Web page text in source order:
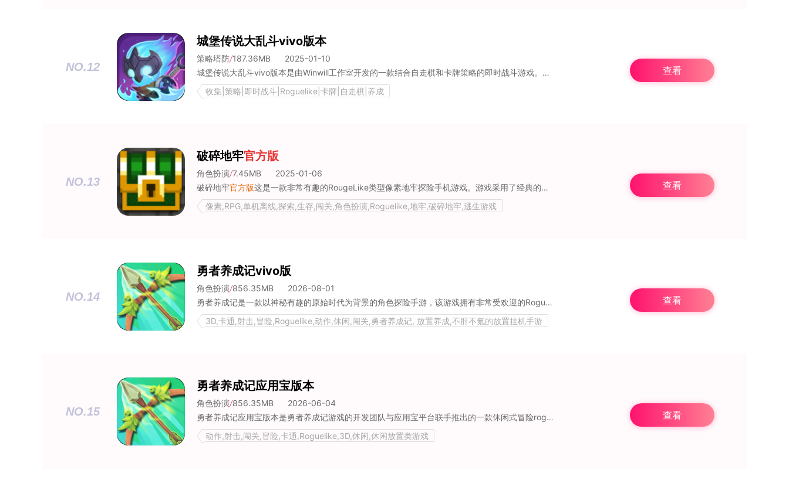
NO.12
城堡传说大乱斗vivo版本
策略塔防/187.36MB
2025-01-10
城堡传说大乱斗vivo版本是由Winwill工作室开发的一款结合自走棋和卡牌策略的即时战斗游戏。在游戏中，玩家将扮演一名佣兵团团长。游戏的主要剧情围绕一
收集|策略|即时战斗|Roguelike|卡牌|自走棋|养成
查看
NO.13
破碎地牢官方版
角色扮演/7.45MB
2025-01-06
破碎地牢官方版这是一款非常有趣的RougeLike类型像素地牢探险手机游戏。游戏采用了经典的像素风格，拥有全新的战斗系统、丰富多样的道具装备，提供了全新
像素,RPG,单机离线,探索,生存,闯关,角色扮演,Roguelike,地牢,破碎地牢,逃生游戏
查看
NO.14
勇者养成记vivo版
角色扮演/856.35MB
2026-08-01
勇者养成记是一款以神秘有趣的原始时代为背景的角色探险手游，该游戏拥有非常受欢迎的Roguelike玩法，玩家在游戏关卡中不仅可以获得随机生成的技能，而且关卡中的
3D,卡通,射击,冒险,Roguelike,动作,休闲,闯关,勇者养成记, 放置养成,不肝不氪的放置挂机手游
查看
NO.15
勇者养成记应用宝版本
角色扮演/856.35MB
2026-06-04
勇者养成记应用宝版本是勇者养成记游戏的开发团队与应用宝平台联手推出的一款休闲式冒险roguelike射击游戏。在本版本中，玩家可以使用应用宝账号或官方账
动作,射击,闯关,冒险,卡通,Roguelike,3D,休闲,休闲放置类游戏
查看